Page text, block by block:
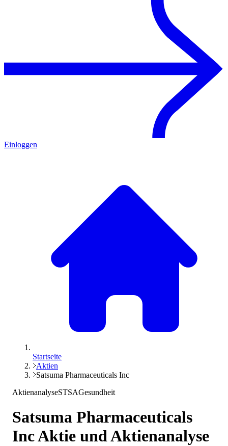
Einloggen
Startseite
Aktien
Satsuma Pharmaceuticals Inc
AktienanalyseSTSAGesundheit
Satsuma Pharmaceuticals
IncAktie und Aktienanalyse